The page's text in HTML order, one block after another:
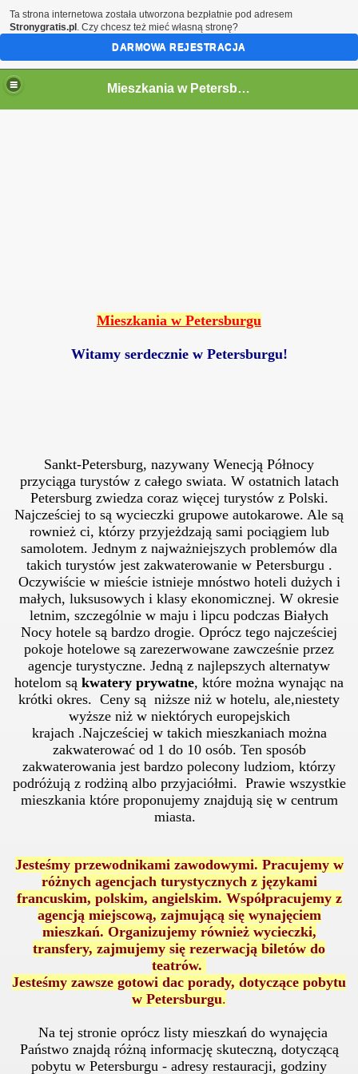
Mieszkania w Petersburgu
Mieszkania w Petersburgu
Witamy serdecznie w Petersburgu!
Sankt-Petersburg, nazywany Wenecją Północy
przyciąga turystów z całego swiata. W ostatnich latach
Petersburg zwiedza coraz więcej turystów z Polski.
Najcześciej to są wycieczki grupowe autokarowe. Ale są
rownież ci, którzy przyjeżdzają sami pociągiem lub
samolotem. Jednym z najważniejszych problemów dla
takich turystów jest zakwaterowanie w Petersburgu .
Oczywiście w mieście istnieje mnóstwo hoteli dużych i
małych, luksusowych i klasy ekonomicznej. W okresie
letnim, szczególnie w maju i lipcu podczas Białych
Nocy hotele są bardzo drogie. Oprócz tego najcześciej
pokoje hotelowe są zarezerwowane zawcześnie przez
agencje turystyczne. Jedną z najlepszych alternatyw
hotelom są kwatery prywatne, które można wynając na
krótki okres. Ceny są niższe niż w hotelu, ale,niestety
wyższe niż w niektórych europejskich
krajach .Najcześciej w takich mieszkaniach można
zakwaterować od 1 do 10 osób. Ten sposób
zakwaterowania jest bardzo polecony ludziom, którzy
podróżują z rodżiną albo przyjaciółmi. Prawie wszystkie
mieszkania które proponujemy znajdują się w centrum
miasta.
Jesteśmy przewodnikami zawodowymi. Pracujemy w
różnych agencjach turystycznych z językami
francuskim, polskim, angielskim. Współpracujemy z
agencją miejscową, zajmującą się wynajęciem
mieszkań. Organizujemy również wycieczki,
transfery, zajmujemy się rezerwacją biletów do
teatrów.
Jesteśmy zawsze gotowi dac porady, dotyczące pobytu
w Petersburgu.
Na tej stronie oprócz listy mieszkań do wynajęcia
Państwo znajdą różną informację skuteczną, dotyczącą
pobytu w Petersburgu - adresy restauracji, godziny
Ta strona internetowa została utworzona bezpłatnie pod adresem
Stronygratis.pl . Czy chcesz też mieć własną stronę?
DARMOWA REJESTRACJA